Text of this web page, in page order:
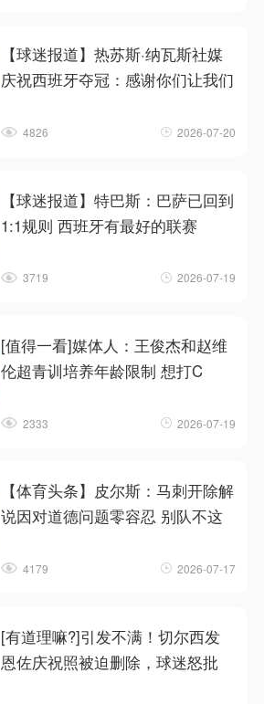
【球迷报道】热苏斯·纳瓦斯社媒
庆祝西班牙夺冠：感谢你们让我们
4826 2026-07-20
【球迷报道】特巴斯：巴萨已回到
1:1规则 西班牙有最好的联赛
3719 2026-07-19
[值得一看]媒体人：王俊杰和赵维
伦超青训培养年龄限制 想打C
2333 2026-07-19
【体育头条】皮尔斯：马刺开除解
说因对道德问题零容忍 别队不这
4179 2026-07-17
[有道理嘛?]引发不满！切尔西发
恩佐庆祝照被迫删除，球迷怒批